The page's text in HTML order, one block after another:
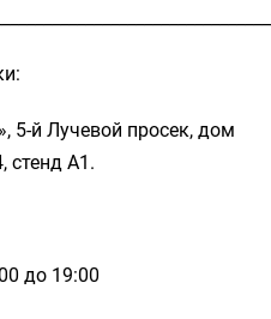
5-й Лучевой просек, дом
стенд А1.
до 19:00